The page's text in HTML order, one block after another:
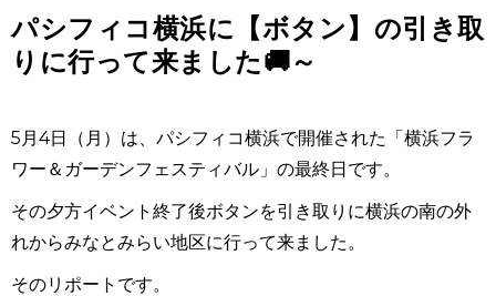
パシフィコ横浜に【ボタン】の引き取
りに行って来ました🚚～
5月4日（月）は、パシフィコ横浜で開催された「横浜フラ
ワー＆ガーデンフェスティバル」の最終日です。
その夕方イベント終了後ボタンを引き取りに横浜の南の外
れからみなとみらい地区に行って来ました。
そのリポートです。